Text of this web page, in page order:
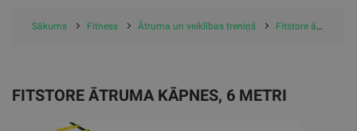
Sākums Fitness Ātruma un veiklības treniņš Fitstore ātruma kāpnes, 6 metri
FITSTORE ĀTRUMA KĀPNES, 6 METRI